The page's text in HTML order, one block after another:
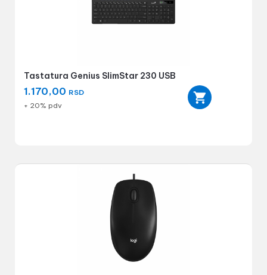
Tastatura Genius SlimStar 230 USB
1.170,00 RSD
+ 20% pdv